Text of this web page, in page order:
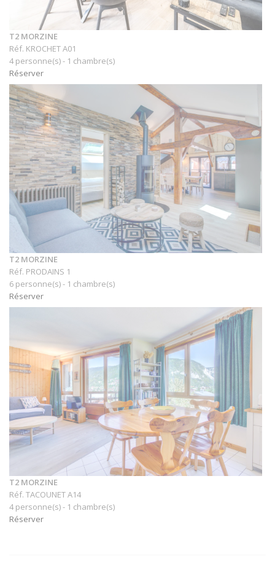
T2 MORZINE
Réf. KROCHET A01
4 personne(s) - 1 chambre(s)
Réserver
T2 MORZINE
Réf. PRODAINS 1
6 personne(s) - 1 chambre(s)
Réserver
T2 MORZINE
Réf. TACOUNET A14
4 personne(s) - 1 chambre(s)
Réserver